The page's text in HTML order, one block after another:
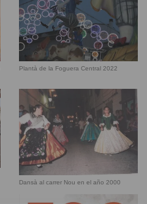
Plantà de la Foguera Central 2022
Dansà al carrer Nou en el año 2000